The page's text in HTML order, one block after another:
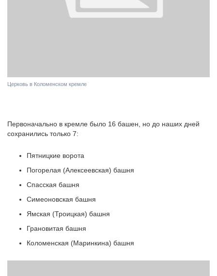
Церковь в Коломенском кремле
Первоначально в кремле было 16 башен, но до наших дней
сохранились только 7:
Пятницкие ворота
Погорелая (Алексеевская) башня
Спасская башня
Симеоновская башня
Ямская (Троицкая) башня
Грановитая башня
Коломенская (Маринкина) башня